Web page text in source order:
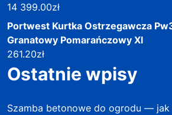
14 399.00zł
Portwest Kurtka Ostrzegawcza
Granatowy Pomarańczowy Xl
261.20zł
Ostatnie wpisy
Szamba betonowe do ogrodu — jak